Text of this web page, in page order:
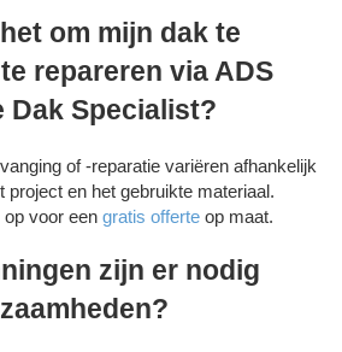
om mijn dak te
repareren via ADS
Dak Specialist?
of -reparatie variëren afhankelijk
project en het gebruikte materiaal.
voor een gratis offerte op maat.
zijn er nodig